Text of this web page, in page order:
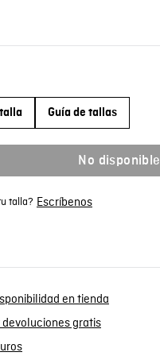
Guía de tallas
No disponible
talla? Escríbenos
en tienda
devoluciones gratis